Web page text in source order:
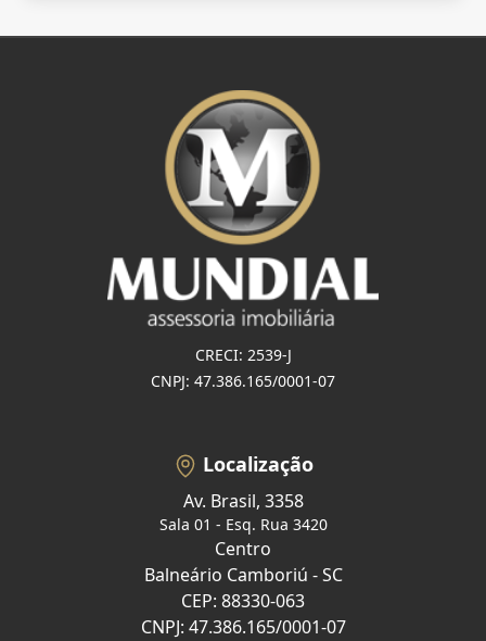
CRECI: 2539-J
CNPJ: 47.386.165/0001-07
Localização
Av. Brasil, 3358
Sala 01 - Esq. Rua 3420
Centro
Balneário Camboriú - SC
CEP: 88330-063
CNPJ: 47.386.165/0001-07